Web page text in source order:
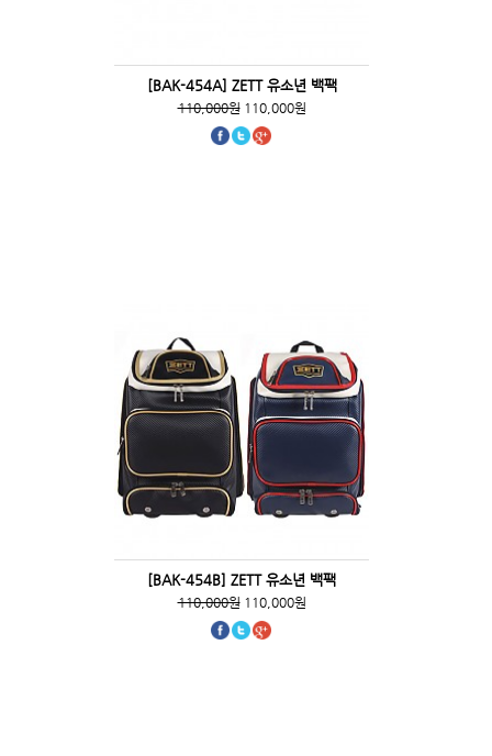
[BAK-454A] ZETT 유소년 백팩
110,000원110,000원
[BAK-454B] ZETT 유소년 백팩
110,000원110,000원